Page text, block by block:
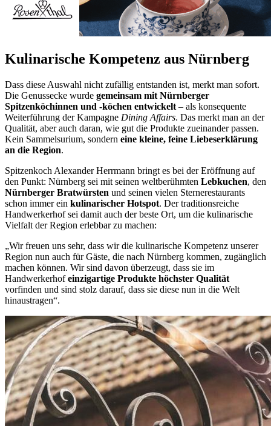
Kulinarische Kompetenz aus Nürnberg
Dass diese Auswahl nicht zufällig entstanden ist, merkt man sofort.
Die Genussecke wurde gemeinsam mit Nürnberger
Spitzenköchinnen und -köchen entwickelt – als konsequente
Weiterführung der Kampagne Dining Affairs. Das merkt man an der
Qualität, aber auch daran, wie gut die Produkte zueinander passen.
Kein Sammelsurium, sondern eine kleine, feine Liebeserklärung
an die Region.
Spitzenkoch Alexander Herrmann bringt es bei der Eröffnung auf
den Punkt: Nürnberg sei mit seinen weltberühmten Lebkuchen, den
Nürnberger Bratwürsten und seinen vielen Sternerestaurants
schon immer ein kulinarischer Hotspot. Der traditionsreiche
Handwerkerhof sei damit auch der beste Ort, um die kulinarische
Vielfalt der Region erlebbar zu machen:
„Wir freuen uns sehr, dass wir die kulinarische Kompetenz unserer
Region nun auch für Gäste, die nach Nürnberg kommen, zugänglich
machen können. Wir sind davon überzeugt, dass sie im
Handwerkerhofeinzigartige Produkte höchster Qualität
vorfinden und sind stolz darauf, dass sie diese nun in die Welt
hinaustragen“.